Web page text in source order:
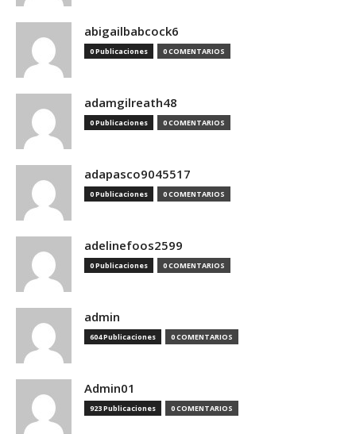
abigailbabcock6
0 Publicaciones 0 COMENTARIOS
adamgilreath48
0 Publicaciones 0 COMENTARIOS
adapasco9045517
0 Publicaciones 0 COMENTARIOS
adelinefoos2599
0 Publicaciones 0 COMENTARIOS
admin
604 Publicaciones 0 COMENTARIOS
Admin01
923 Publicaciones 0 COMENTARIOS